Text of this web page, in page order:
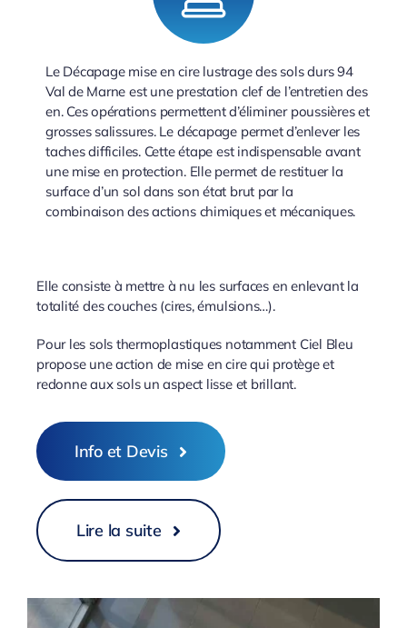
Le Décapage mise en cire lustrage des sols durs 94
Val de Marne est une prestation clef de l’entretien des
en. Ces opérations permettent d’éliminer poussières et
grosses salissures. Le décapage permet d’enlever les
taches difficiles. Cette étape est indispensable avant
une mise en protection. Elle permet de restituer la
surface d’un sol dans son état brut par la
combinaison des actions chimiques et mécaniques.
Elle consiste à mettre à nu les surfaces en enlevant la
totalité des couches (cires, émulsions…).
Pour les sols thermoplastiques notamment Ciel Bleu
propose une action de mise en cire qui protège et
redonne aux sols un aspect lisse et brillant.
Info et Devis
Lire la suite